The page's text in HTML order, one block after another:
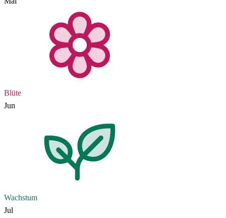
Blüte
Jun
Wachstum
Jul